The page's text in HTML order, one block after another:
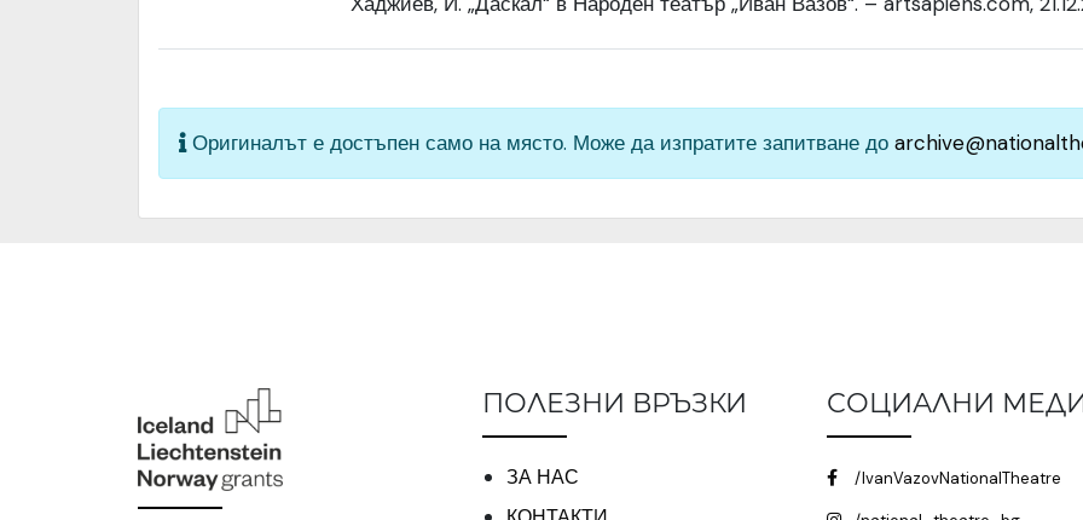
Оригиналът е достъпен само на място. Може да изпратите запитване до
ПОЛЕЗНИ ВРЪЗКИ
ЗА НАС
СОЦИАЛНИ
/IvanVazovNationalTheatre